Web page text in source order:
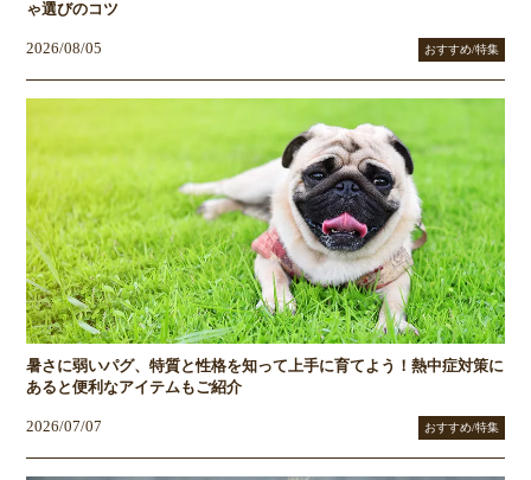
ゃ選びのコツ
2026/08/05 おすすめ/特集
暑さに弱いパグ、特質と性格を知って上手に育てよう！熱中症対策に
あると便利なアイテムもご紹介
2026/07/07 おすすめ/特集